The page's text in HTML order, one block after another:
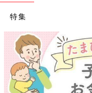
特集